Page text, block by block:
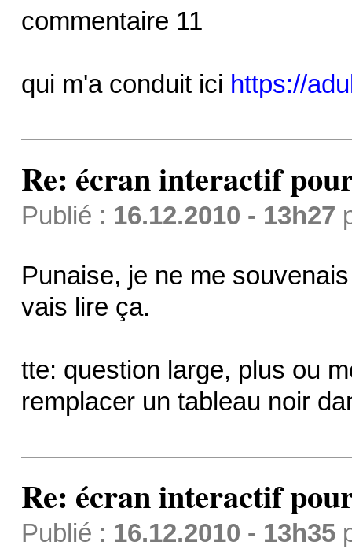
commentaire 11
qui m'a conduit ici https://
Re: écran interactif
Publié : 16.12.2010 - 13h27
Punaise, je ne me
vais lire ça.
tte: question large, plus ou
remplacer un tableau noir
Re: écran interactif
Publié : 16.12.2010 - 13h35